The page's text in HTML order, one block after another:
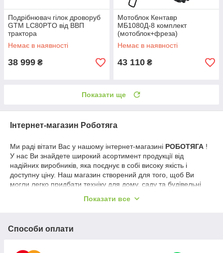
Подрібнювач гілок дроворуб
GTM LC80PTO від ВВП
трактора
Немає в наявності
38 999 ₴
Мотоблок Кентавр
МБ1080Д-8 комплект
(мотоблок+фреза)
Немає в наявності
43 110 ₴
Показати ще
Інтернет-магазин Роботяга
Ми раді вітати Вас у нашому інтернет-магазині РОБОТЯГА !
У нас Ви знайдете широкий асортимент продукції від
надійних виробників, яка поєднує в собі високу якість і
доступну ціну. Наш магазин створений для того, щоб Ви
могли легко придбати техніку для дому, саду та будівельні
електроінструментів і багатьох інших корисних пристроїв.
Показати все
Способи оплати